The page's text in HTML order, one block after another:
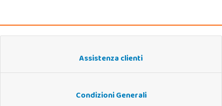
Assistenza clienti
Condizioni Generali